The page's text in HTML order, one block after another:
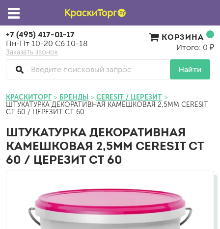
+7 (495) 417-01-17
Пн-Пт 10-20 Сб 10-18
Заказать звонок
Найти
КОРЗИНА
Итого: 0 ₽
КРАСКИТОРГ БРЕНДЫ CERESIT / ЦЕРЕЗИТ
ШТУКАТУРКА ДЕКОРАТИВНАЯ КАМЕШКОВАЯ 2,5ММ CERESIT
CT 60 / ЦЕРЕЗИТ СТ 60
ШТУКАТУРКА ДЕКОРАТИВНАЯ
КАМЕШКОВАЯ 2,5ММ CERESIT CT
60 / ЦЕРЕЗИТ СТ 60